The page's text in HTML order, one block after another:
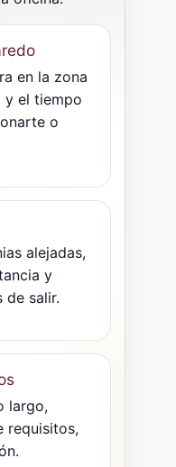
en la zona
y el tiempo
o
alejadas,
y
de salir.
largo,
requisitos,